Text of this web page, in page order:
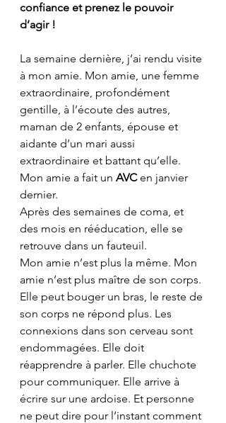
confiance et prenez le pouvoir
d’agir !
La semaine dernière, j’ai rendu visite
à mon amie. Mon amie, une femme
extraordinaire, profondément
gentille, à l’écoute des autres,
maman de 2 enfants, épouse et
aidante d’un mari aussi
extraordinaire et battant qu’elle.
Mon amie a fait un AVC en janvier
dernier.
Après des semaines de coma, et
des mois en rééducation, elle se
retrouve dans un fauteuil.
Mon amie n’est plus la même. Mon
amie n’est plus maître de son corps.
Elle peut bouger un bras, le reste de
son corps ne répond plus. Les
connexions dans son cerveau sont
endommagées. Elle doit
réapprendre à parler. Elle chuchote
pour communiquer. Elle arrive à
écrire sur une ardoise. Et personne
ne peut dire pour l’instant comment